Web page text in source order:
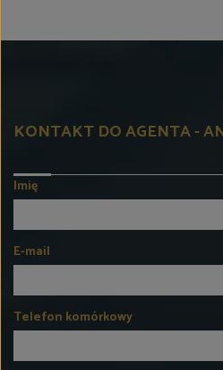
KONTAKT DO AGENTA -
Imię
E-mail
Telefon komórkowy